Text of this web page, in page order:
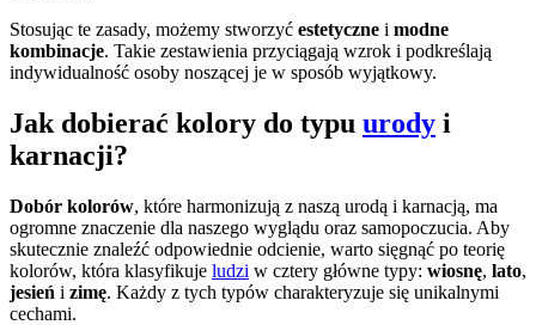
Stosując te zasady, możemy stworzyć estetyczne i modne
kombinacje. Takie zestawienia przyciągają wzrok i podkreślają
indywidualność osoby noszącej je w sposób wyjątkowy.
Jak dobierać kolory do typu urody i
karnacji?
Dobór kolorów, które harmonizują z naszą urodą i karnacją, ma
ogromne znaczenie dla naszego wyglądu oraz samopoczucia. Aby
skutecznie znaleźć odpowiednie odcienie, warto sięgnąć po teorię
kolorów, która klasyfikuje ludzi w cztery główne typy: wiosnę, lato,
jesień i zimę. Każdy z tych typów charakteryzuje się unikalnymi
cechami.